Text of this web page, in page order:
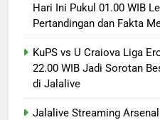
Hari Ini Pukul 01.00 WIB
Pertandingan dan Fakta
KuPS vs U Craiova Liga
22.00 WIB Jadi Sorotan
di Jalalive
Jalalive Streaming